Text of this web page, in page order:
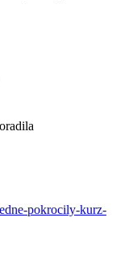
pokrocily-kurz-